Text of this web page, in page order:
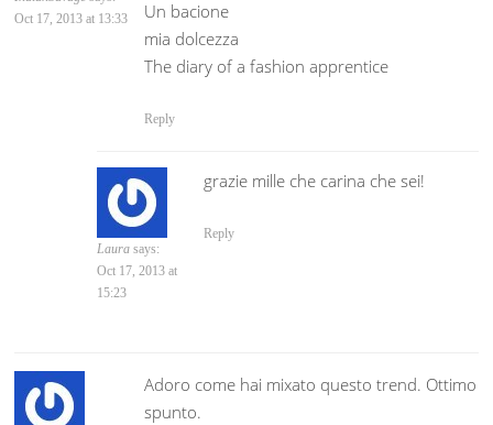
Oct 17, 2013 at 13:33
Un bacione
mia dolcezza
The diary of a fashion apprentice
Reply
Laura says:
Oct 17, 2013 at
15:23
grazie mille che carina che sei!
Reply
Adoro come hai mixato questo trend. Ottimo
spunto.